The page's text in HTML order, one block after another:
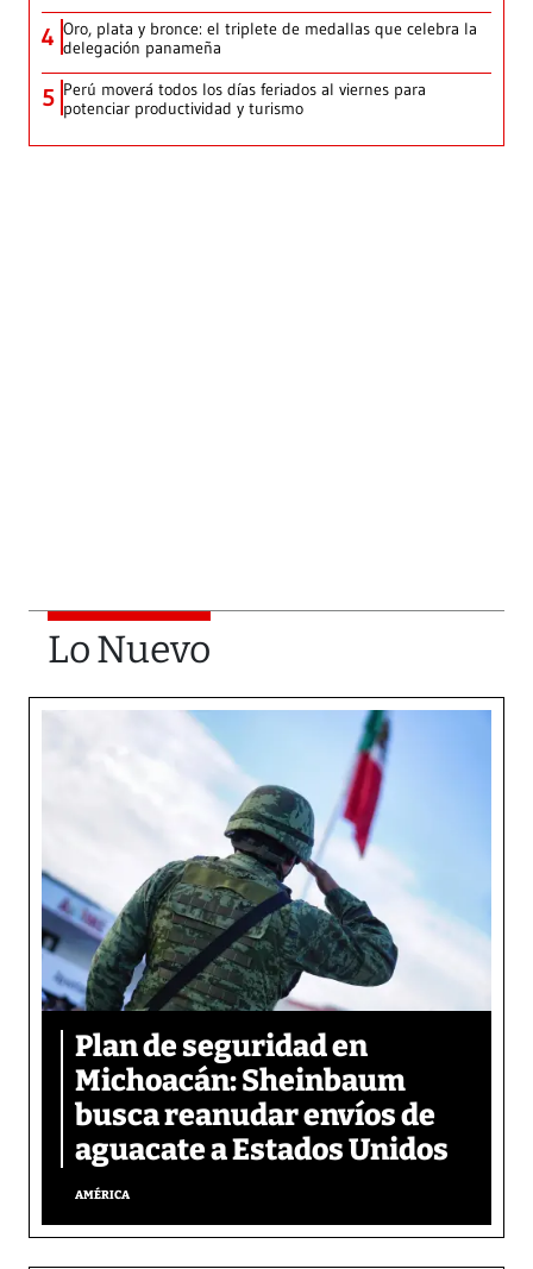
4 Oro, plata y bronce: el triplete de medallas que celebra la
delegación panameña
5 Perú moverá todos los días feriados al viernes para
potenciar productividad y turismo
Lo Nuevo
Plan de seguridad en
Michoacán: Sheinbaum
busca reanudar envíos de
aguacate a Estados Unidos
AMÉRICA